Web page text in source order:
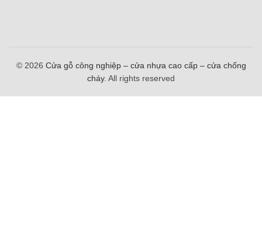
© 2026 Cửa gỗ công nghiệp – cửa nhựa cao cấp – cửa chống
cháy. All rights reserved